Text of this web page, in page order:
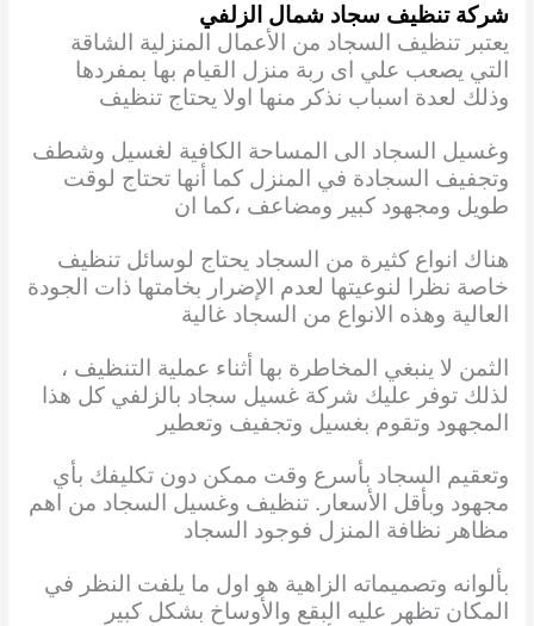
شركة تنظيف سجاد شمال الزلفي
يعتبر تنظيف السجاد من الأعمال المنزلية الشاقة
التي يصعب علي اى ربة منزل القيام بها بمفردها
وذلك لعدة اسباب نذكر منها اولا يحتاج تنظيف
وغسيل السجاد الى المساحة الكافية لغسيل وشطف
وتجفيف السجادة في المنزل كما أنها تحتاج لوقت
طويل ومجهود كبير ومضاعف ،كما ان
هناك انواع كثيرة من السجاد يحتاج لوسائل تنظيف
خاصة نظرا لنوعيتها لعدم الإضرار بخامتها ذات الجودة
العالية وهذه الانواع من السجاد غالية
الثمن لا ينبغي المخاطرة بها أثناء عملية التنظيف ،
لذلك توفر عليك شركة غسيل سجاد بالزلفي كل هذا
المجهود وتقوم بغسيل وتجفيف وتعطير
وتعقيم السجاد بأسرع وقت ممكن دون تكليفك بأي
مجهود وبأقل الأسعار. تنظيف وغسيل السجاد من اهم
مظاهر نظافة المنزل فوجود السجاد
بألوانه وتصميماته الزاهية هو اول ما يلفت النظر في
المكان تظهر عليه البقع والأوساخ بشكل كبير